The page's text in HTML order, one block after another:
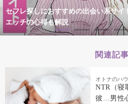
セフレ探しにおすすめの出会い系サ
エッチの心得も解説
関連記事
オトナのハ
NTR（寝
彼…男性